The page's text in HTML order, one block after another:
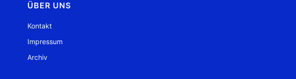
ÜBER UNS
Kontakt
Impressum
Archiv